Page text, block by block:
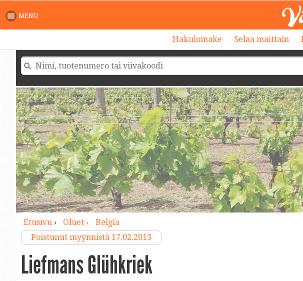
MENU
Hakulomake Selaa maittain
Etusivu› Oluet ›
Belgia
Poistunut myynnistä 17.02.2013
Liefmans Glühkriek